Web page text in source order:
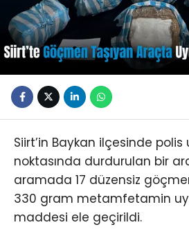
Siirt’in Baykan ilçesinde
noktasında durdurulan bir
aramada 17 düzensiz
330 gram metamfetamin
maddesi ele geçirildi.